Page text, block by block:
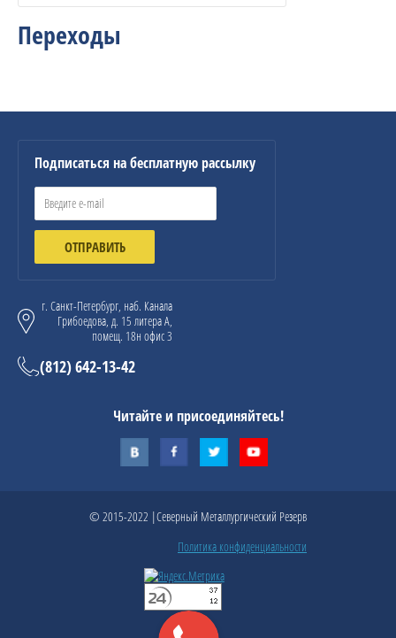
Переходы
Подписаться на бесплатную рассылку
ОТПРАВИТЬ
г. Санкт-Петербург, наб. Канала
Грибоедова, д. 15 литера А,
помещ. 18н офис 3
(812) 642-13-42
Читайте и присоединяйтесь!
© 2015-2022 |Северный Металлургический Резерв
Политика конфиденциальности